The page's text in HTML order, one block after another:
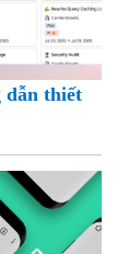
dẫn thiết